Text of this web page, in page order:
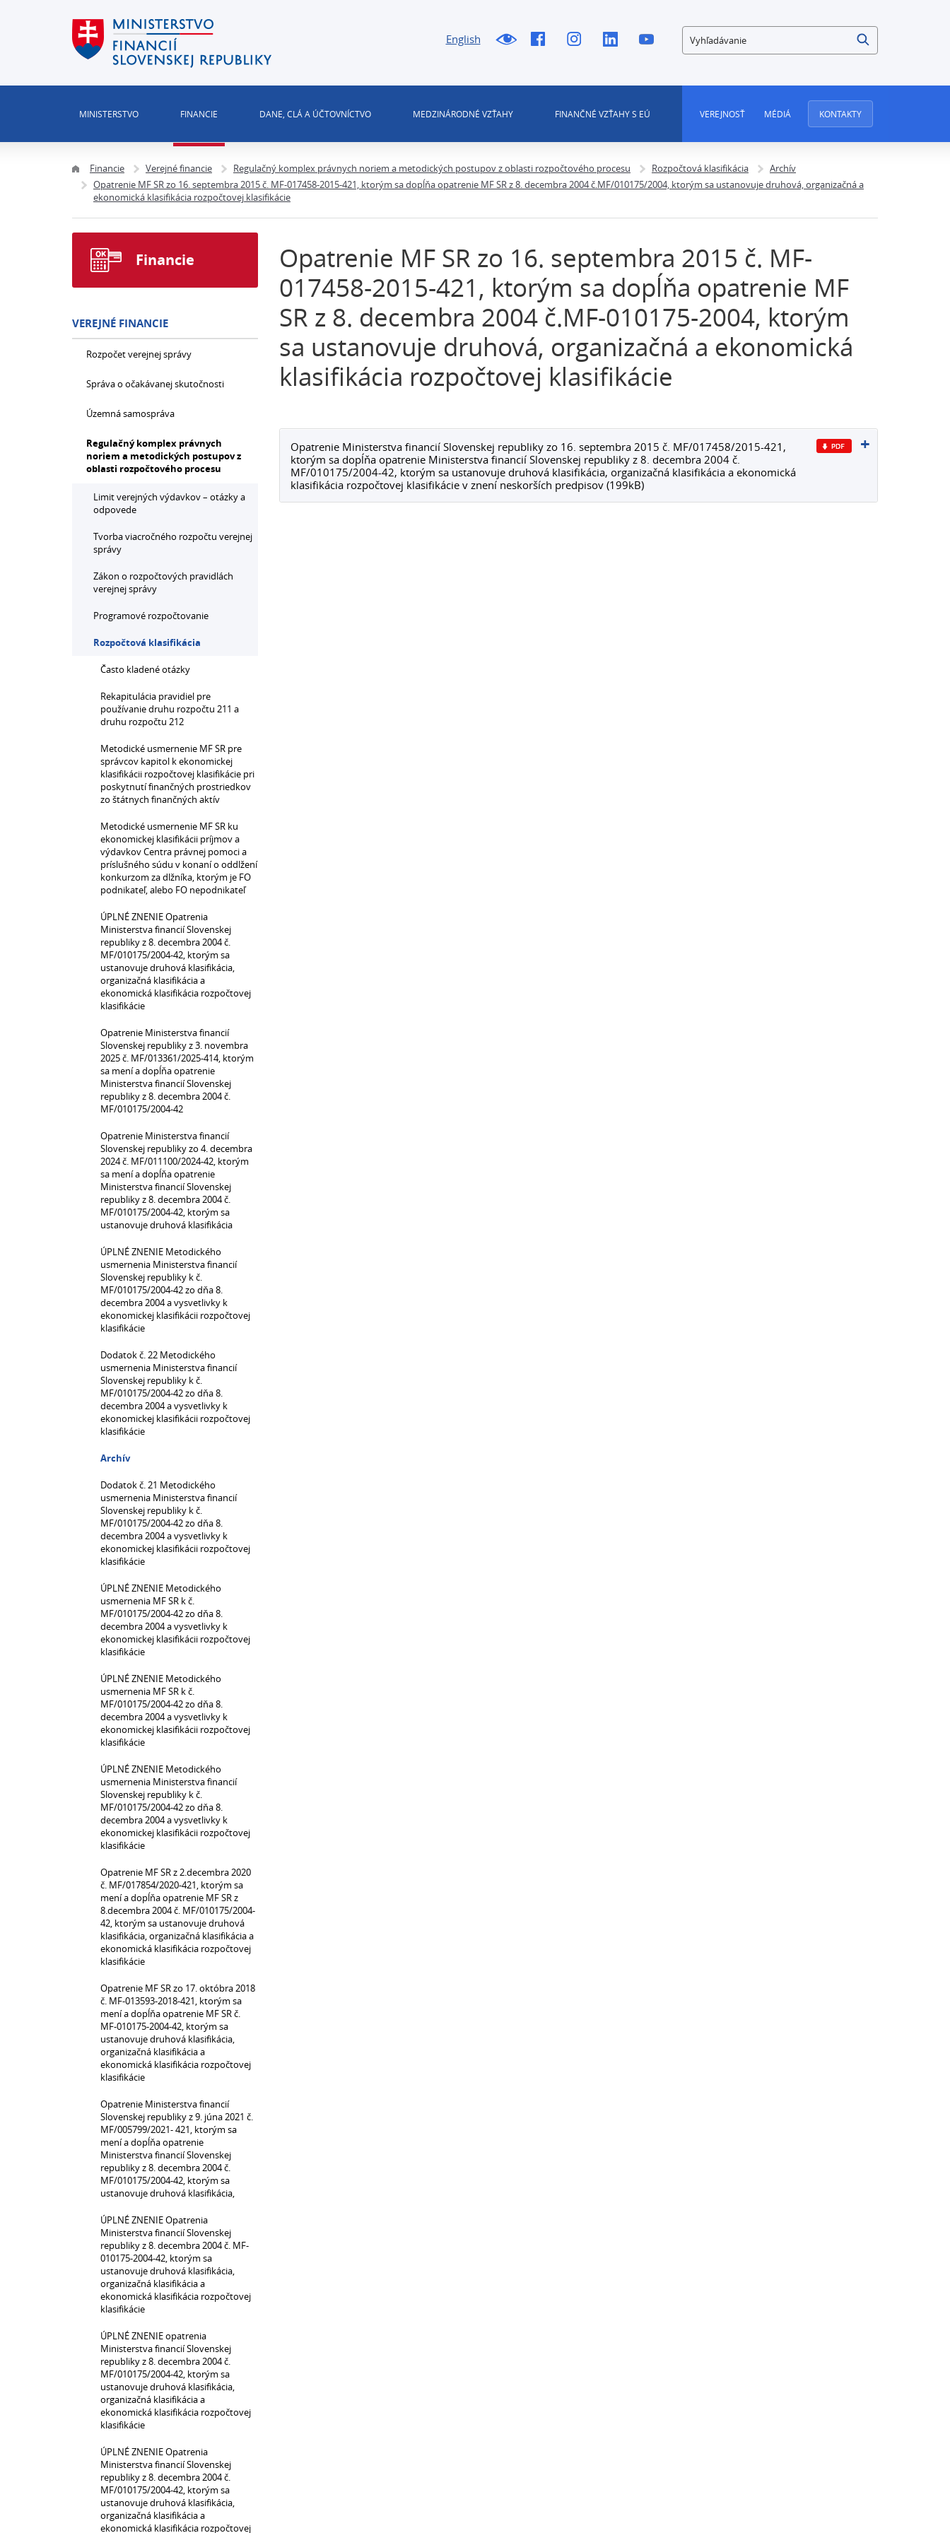
English Vyhľadávanie
MINISTERSTVO FINANCIE DANE, CLÁ A ÚČTOVNÍCTVO MEDZINÁRODNÉ VZŤAHY FINANČNÉ VZŤAHY S EÚ VEREJNOSŤ MÉDIÁ KONTAKTY
Financie Verejné financie Regulačný komplex právnych noriem a metodických postupov z oblasti rozpočtového procesu Rozpočtová klasifikácia
Archív
Opatrenie MF SR zo 16. septembra 2015 č. MF-017458-2015-421, ktorým sa dopĺňa opatrenie MF SR z 8. decembra 2004 č.MF/010175/2004, ktorým sa ustanovuje druhová, organizačná a
ekonomická klasifikácia rozpočtovej klasifikácie
Opatrenie MF SR zo 16. septembra 2015 č. MF-
017458-2015-421, ktorým sa dopĺňa opatrenie MF
SR z 8. decembra 2004 č.MF-010175-2004, ktorým
sa ustanovuje druhová, organizačná a ekonomická
klasifikácia rozpočtovej klasifikácie
Opatrenie Ministerstva financií Slovenskej republiky zo 16. septembra 2015 č. MF/017458/2015-421,
ktorým sa dopĺňa opatrenie Ministerstva financií Slovenskej republiky z 8. decembra 2004 č.
MF/010175/2004-42, ktorým sa ustanovuje druhová klasifikácia, organizačná klasifikácia a ekonomická
klasifikácia rozpočtovej klasifikácie v znení neskorších predpisov (199kB)
Financie
VEREJNÉ FINANCIE
Rozpočet verejnej správy
Správa o očakávanej skutočnosti
Územná samospráva
Regulačný komplex právnych
noriem a metodických postupov z
oblasti rozpočtového procesu
Limit verejných výdavkov – otázky a
odpovede
Tvorba viacročného rozpočtu verejnej
správy
Zákon o rozpočtových pravidlách
verejnej správy
Programové rozpočtovanie
Rozpočtová klasifikácia
Často kladené otázky
Rekapitulácia pravidiel pre
používanie druhu rozpočtu 211 a
druhu rozpočtu 212
Metodické usmernenie MF SR pre
správcov kapitol k ekonomickej
klasifikácii rozpočtovej klasifikácie pri
poskytnutí finančných prostriedkov
zo štátnych finančných aktív
Metodické usmernenie MF SR ku
ekonomickej klasifikácii príjmov a
výdavkov Centra právnej pomoci a
príslušného súdu v konaní o oddlžení
konkurzom za dlžníka, ktorým je FO
podnikateľ, alebo FO nepodnikateľ
ÚPLNÉ ZNENIE Opatrenia
Ministerstva financií Slovenskej
republiky z 8. decembra 2004 č.
MF/010175/2004-42, ktorým sa
ustanovuje druhová klasifikácia,
organizačná klasifikácia a
ekonomická klasifikácia rozpočtovej
klasifikácie
Opatrenie Ministerstva financií
Slovenskej republiky z 3. novembra
2025 č. MF/013361/2025-414, ktorým
sa mení a dopĺňa opatrenie
Ministerstva financií Slovenskej
republiky z 8. decembra 2004 č.
MF/010175/2004-42
Opatrenie Ministerstva financií
Slovenskej republiky zo 4. decembra
2024 č. MF/011100/2024-42, ktorým
sa mení a dopĺňa opatrenie
Ministerstva financií Slovenskej
republiky z 8. decembra 2004 č.
MF/010175/2004-42, ktorým sa
ustanovuje druhová klasifikácia
ÚPLNÉ ZNENIE Metodického
usmernenia Ministerstva financií
Slovenskej republiky k č.
MF/010175/2004-42 zo dňa 8.
decembra 2004 a vysvetlivky k
ekonomickej klasifikácii rozpočtovej
klasifikácie
Dodatok č. 22 Metodického
usmernenia Ministerstva financií
Slovenskej republiky k č.
MF/010175/2004-42 zo dňa 8.
decembra 2004 a vysvetlivky k
ekonomickej klasifikácii rozpočtovej
klasifikácie
Archív
Dodatok č. 21 Metodického
usmernenia Ministerstva financií
Slovenskej republiky k č.
MF/010175/2004-42 zo dňa 8.
decembra 2004 a vysvetlivky k
ekonomickej klasifikácii rozpočtovej
klasifikácie
ÚPLNÉ ZNENIE Metodického
usmernenia MF SR k č.
MF/010175/2004-42 zo dňa 8.
decembra 2004 a vysvetlivky k
ekonomickej klasifikácii rozpočtovej
klasifikácie
ÚPLNÉ ZNENIE Metodického
usmernenia MF SR k č.
MF/010175/2004-42 zo dňa 8.
decembra 2004 a vysvetlivky k
ekonomickej klasifikácii rozpočtovej
klasifikácie
ÚPLNÉ ZNENIE Metodického
usmernenia Ministerstva financií
Slovenskej republiky k č.
MF/010175/2004-42 zo dňa 8.
decembra 2004 a vysvetlivky k
ekonomickej klasifikácii rozpočtovej
klasifikácie
Opatrenie MF SR z 2.decembra 2020
č. MF/017854/2020-421, ktorým sa
mení a dopĺňa opatrenie MF SR z
8.decembra 2004 č. MF/010175/2004-
42, ktorým sa ustanovuje druhová
klasifikácia, organizačná klasifikácia a
ekonomická klasifikácia rozpočtovej
klasifikácie
Opatrenie MF SR zo 17. októbra 2018
č. MF-013593-2018-421, ktorým sa
mení a dopĺňa opatrenie MF SR č.
MF-010175-2004-42, ktorým sa
ustanovuje druhová klasifikácia,
organizačná klasifikácia a
ekonomická klasifikácia rozpočtovej
klasifikácie
Opatrenie Ministerstva financií
Slovenskej republiky z 9. júna 2021 č.
MF/005799/2021- 421, ktorým sa
mení a dopĺňa opatrenie
Ministerstva financií Slovenskej
republiky z 8. decembra 2004 č.
MF/010175/2004-42, ktorým sa
ustanovuje druhová klasifikácia,
ÚPLNÉ ZNENIE Opatrenia
Ministerstva financií Slovenskej
republiky z 8. decembra 2004 č. MF-
010175-2004-42, ktorým sa
ustanovuje druhová klasifikácia,
organizačná klasifikácia a
ekonomická klasifikácia rozpočtovej
klasifikácie
ÚPLNÉ ZNENIE opatrenia
Ministerstva financií Slovenskej
republiky z 8. decembra 2004 č.
MF/010175/2004-42, ktorým sa
ustanovuje druhová klasifikácia,
organizačná klasifikácia a
ekonomická klasifikácia rozpočtovej
klasifikácie
ÚPLNÉ ZNENIE Opatrenia
Ministerstva financií Slovenskej
republiky z 8. decembra 2004 č.
MF/010175/2004-42, ktorým sa
ustanovuje druhová klasifikácia,
organizačná klasifikácia a
ekonomická klasifikácia rozpočtovej